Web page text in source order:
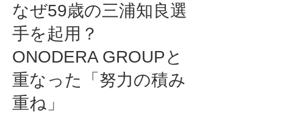
なぜ59歳の三浦知良選
手を起用？
ONODERA GROUPと
重なった「努力の積み
重ね」